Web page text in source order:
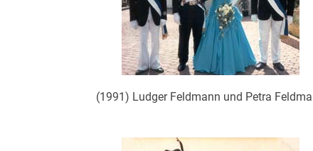
(1991) Ludger Feldmann und Petra